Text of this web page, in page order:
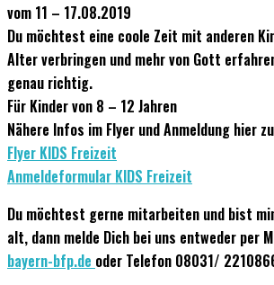
vom 11 – 17.08.2019
Du möchtest eine coole Zeit mit anderen
Alter verbringen und mehr von Gott
genau richtig.
Für Kinder von 8 – 12 Jahren
Nähere Infos im Flyer und Anmeldung hier
Flyer KIDS Freizeit
Anmeldeformular KIDS Freizeit
Du möchtest gerne mitarbeiten und bist
alt, dann melde Dich bei uns entweder per
bayern-bfp.de oder Telefon 08031/